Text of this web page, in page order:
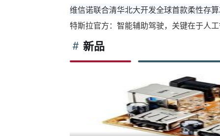
维信诺联合清华北大开发全球首款柔性存
特斯拉官方：智能辅助驾驶，关键在于人
新品